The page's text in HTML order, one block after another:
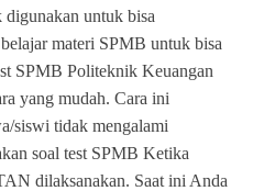
digunakan untuk bisa
materi SPMB untuk bisa
SPMB Politeknik Keuangan
yang mudah. Cara ini
siswi tidak mengalami
soal test SPMB Ketika
dilaksanakan. Saat ini Anda